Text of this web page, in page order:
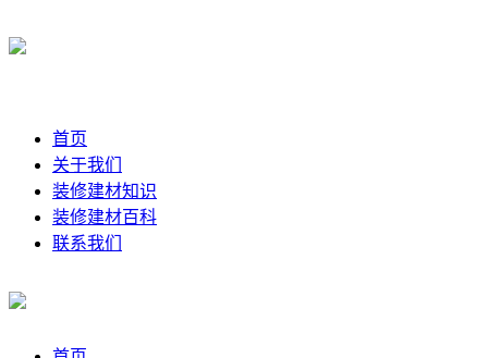
首页
关于我们
装修建材知识
装修建材百科
联系我们